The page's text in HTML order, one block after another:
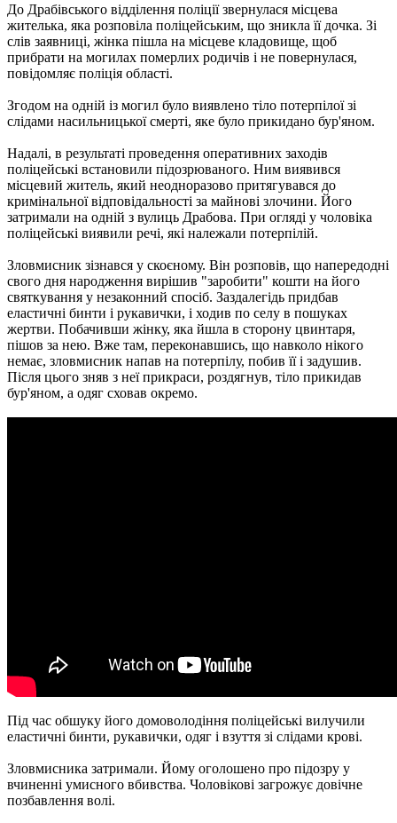
До Драбівського відділення поліції звернулася місцева
жителька, яка розповіла поліцейським, що зникла її дочка. Зі
слів заявниці, жінка пішла на місцеве кладовище, щоб
прибрати на могилах померлих родичів і не повернулася,
повідомляє поліція області.
Згодом на одній із могил було виявлено тіло потерпілої зі
слідами насильницької смерті, яке було прикидано бур'яном.
Надалі, в результаті проведення оперативних заходів
поліцейські встановили підозрюваного. Ним виявився
місцевий житель, який неодноразово притягувався до
кримінальної відповідальності за майнові злочини. Його
затримали на одній з вулиць Драбова. При огляді у чоловіка
поліцейські виявили речі, які належали потерпілій.
Зловмисник зізнався у скоєному. Він розповів, що напередодні
свого дня народження вирішив "заробити" кошти на його
святкування у незаконний спосіб. Заздалегідь придбав
еластичні бинти і рукавички, і ходив по селу в пошуках
жертви. Побачивши жінку, яка йшла в сторону цвинтаря,
пішов за нею. Вже там, переконавшись, що навколо нікого
немає, зловмисник напав на потерпілу, побив її і задушив.
Після цього зняв з неї прикраси, роздягнув, тіло прикидав
бур'яном, а одяг сховав окремо.
Під час обшуку його домоволодіння поліцейські вилучили
еластичні бинти, рукавички, одяг і взуття зі слідами крові.
Зловмисника затримали. Йому оголошено про підозру у
вчиненні умисного вбивства. Чоловікові загрожує довічне
позбавлення волі.